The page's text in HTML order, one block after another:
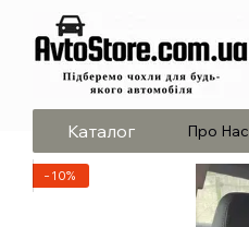
Перейти до основного контенту
Каталог Про Нас
−10%